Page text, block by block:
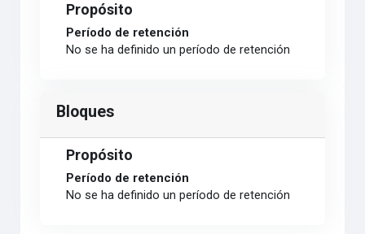
Propósito
Período de retención
No se ha definido un período de retención
Bloques
Propósito
Período de retención
No se ha definido un período de retención